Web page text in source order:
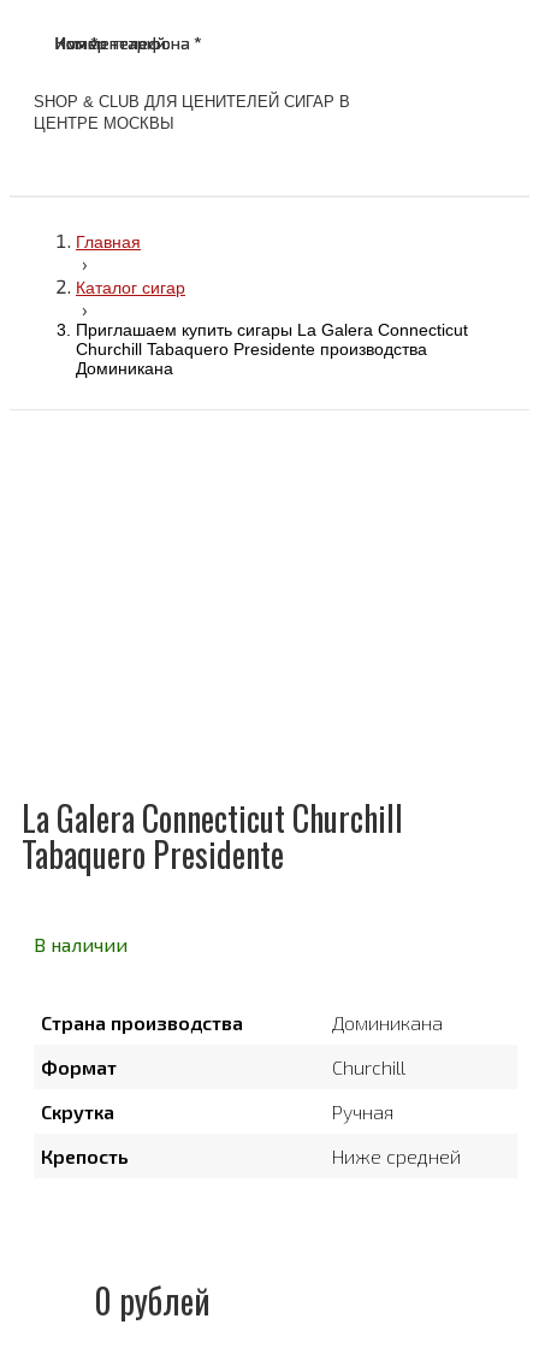
SHOP & CLUB ДЛЯ ЦЕНИТЕЛЕЙ СИГАР В
ЦЕНТРЕ МОСКВЫ
Главная
›
Каталог сигар
›
Приглашаем купить сигары La Galera Connecticut
Churchill Tabaquero Presidente производства
Доминикана
La Galera Connecticut Churchill
Tabaquero Presidente
В наличии
Страна производства
Доминикана
Формат
Churchill
Скрутка
Ручная
Крепость
Ниже средней
0 рублей
Имя *
Номер телефона *
Комментарий
Имя *
Номер телефона *
Комментарий